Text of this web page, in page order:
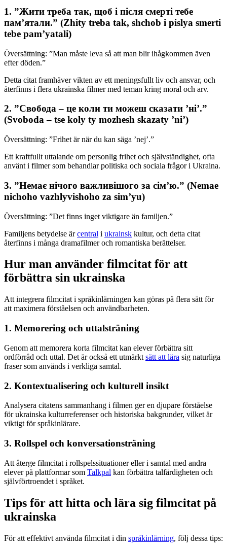
1. ”Жити треба так, щоб і після смерті тебе
пам’ятали.” (Zhity treba tak, shchob i pislya smerti
tebe pam’yatali)
Översättning: ”Man måste leva så att man blir ihågkommen även
efter döden.”
Detta citat framhäver vikten av ett meningsfullt liv och ansvar, och
återfinns i flera ukrainska filmer med teman kring moral och arv.
2. ”Свобода – це коли ти можеш сказати ’ні’.”
(Svoboda – tse koly ty mozhesh skazaty ’ni’)
Översättning: ”Frihet är när du kan säga ’nej’.”
Ett kraftfullt uttalande om personlig frihet och självständighet, ofta
använt i filmer som behandlar politiska och sociala frågor i Ukraina.
3. ”Немає нічого важливішого за сім’ю.” (Nemae
nichoho vazhlyvishoho za sim’yu)
Översättning: ”Det finns inget viktigare än familjen.”
Familjens betydelse ärcentral i ukrainsk kultur, och detta citat
återfinns i många dramafilmer och romantiska berättelser.
Hur man använder filmcitat för att
förbättra sin ukrainska
Att integrera filmcitat i språkinlärningen kan göras på flera sätt för
att maximera förståelsen och användbarheten.
1. Memorering och uttalsträning
Genom att memorera korta filmcitat kan elever förbättra sitt
ordförråd och uttal. Det är också ett utmärkt sätt att lära sig naturliga
fraser som används i verkliga samtal.
2. Kontextualisering och kulturell insikt
Analysera citatens sammanhang i filmen ger en djupare förståelse
för ukrainska kulturreferenser och historiska bakgrunder, vilket är
viktigt för språkinlärare.
3. Rollspel och konversationsträning
Att återge filmcitat i rollspelssituationer eller i samtal med andra
elever på plattformar som Talkpal kan förbättra talfärdigheten och
självförtroendet i språket.
Tips för att hitta och lära sig filmcitat på
ukrainska
För att effektivt använda filmcitat i din språkinlärning, följ dessa tips: